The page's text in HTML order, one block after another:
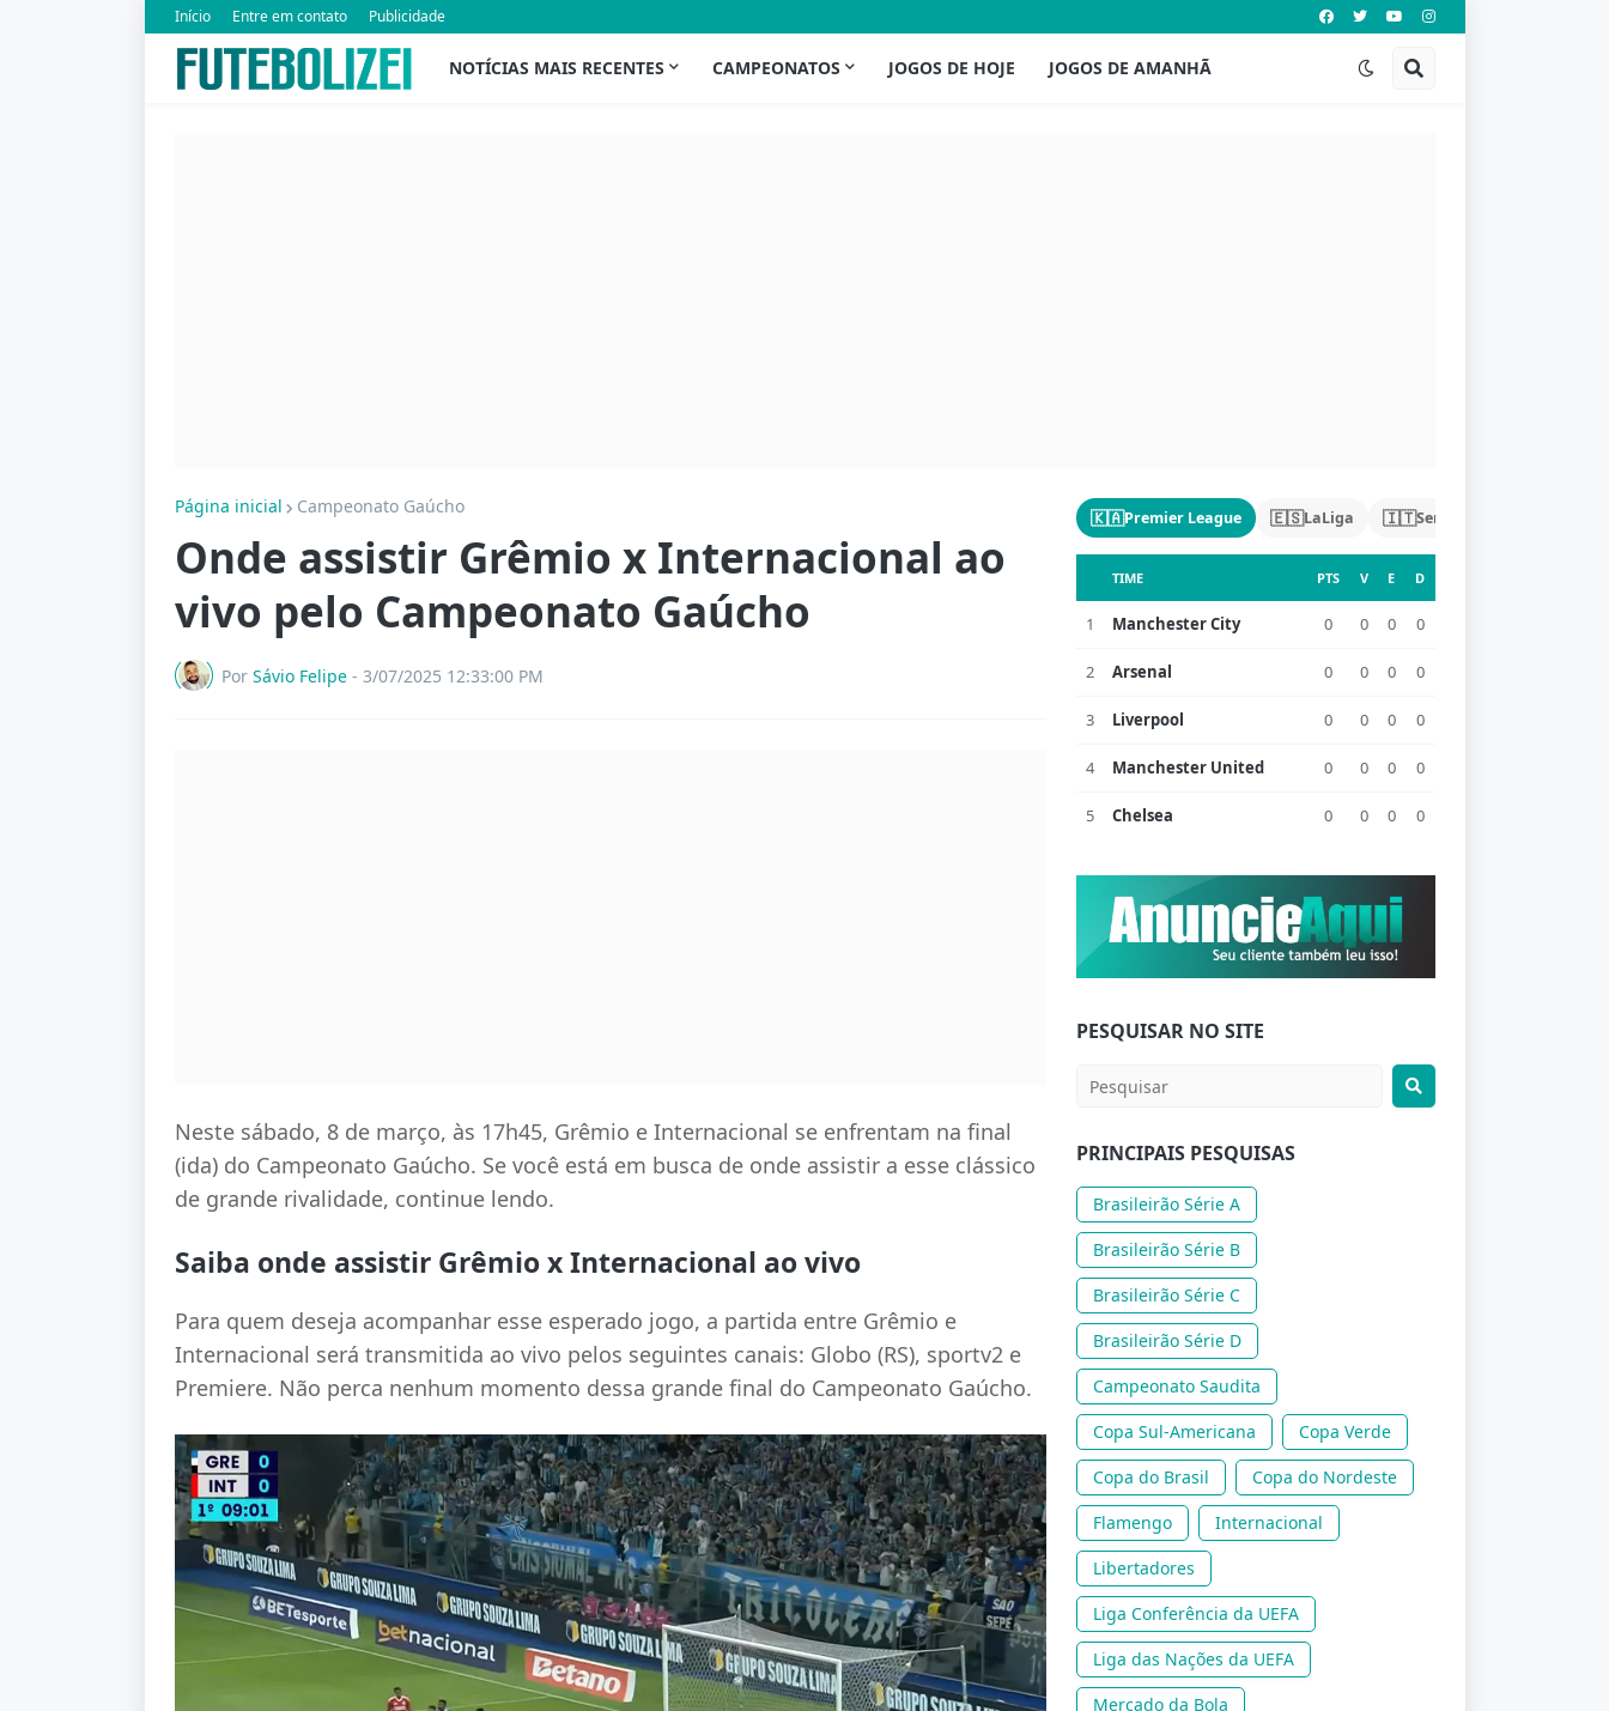
Início Entre em contato Publicidade
NOTÍCIAS MAIS RECENTES CAMPEONATOS JOGOS DE HOJE JOGOS DE AMANHÃ
Página inicial Campeonato Gaúcho
Onde assistir Grêmio x Internacional ao
vivo pelo Campeonato Gaúcho
Por Sávio Felipe - 3/07/2025 12:33:00 PM
Neste sábado, 8 de março, às 17h45, Grêmio e Internacional se enfrentam na final
(ida) do Campeonato Gaúcho. Se você está em busca de onde assistir a esse clássico
de grande rivalidade, continue lendo.
Saiba onde assistir Grêmio x Internacional ao vivo
Para quem deseja acompanhar esse esperado jogo, a partida entre Grêmio e
Internacional será transmitida ao vivo pelos seguintes canais: Globo (RS), sportv2 e
Premiere. Não perca nenhum momento dessa grande final do Campeonato Gaúcho.
🇰🇦Premier League 🇪🇸LaLiga 🇮🇹Serie A
TIME PTS V E D
1 Manchester City 0 0 0 0
2 Arsenal 0 0 0 0
3 Liverpool 0 0 0 0
4 Manchester United 0 0 0 0
5 Chelsea 0 0 0 0
PESQUISAR NO SITE
PRINCIPAIS PESQUISAS
Brasileirão Série A
Brasileirão Série B
Brasileirão Série C
Brasileirão Série D
Campeonato Saudita
Copa Sul-Americana
Copa Verde
Copa do Brasil
Copa do Nordeste
Flamengo
Internacional
Libertadores
Liga Conferência da UEFA
Liga das Nações da UEFA
Mercado da Bola